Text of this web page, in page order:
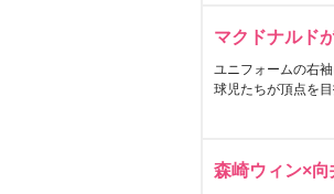
マクドナルド
ユニフォームの右
球児たちが頂点を
森崎ウィン×向